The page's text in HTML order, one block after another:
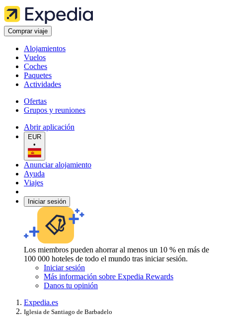
Comprar viaje
Alojamientos
Vuelos
Coches
Paquetes
Actividades
Ofertas
Grupos y reuniones
Abrir aplicación
EUR
•
Anunciar alojamiento
Ayuda
Viajes
Iniciar sesión
Los miembros pueden ahorrar al menos un 10 % en más de
100 000 hoteles de todo el mundo tras iniciar sesión.
Iniciar sesión
Más información sobre Expedia Rewards
Danos tu opinión
Expedia.es
Iglesia de Santiago de Barbadelo